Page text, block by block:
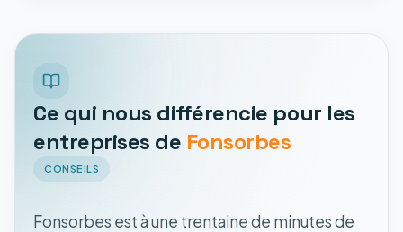
Ce qui nous différencie pour les
entreprises de Fonsorbes
CONSEILS
Fonsorbes est à une trentaine de minutes de